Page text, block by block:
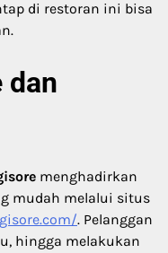
di restoran ini bisa
dan
menghadirkan
mudah melalui situs
. Pelanggan
hingga melakukan